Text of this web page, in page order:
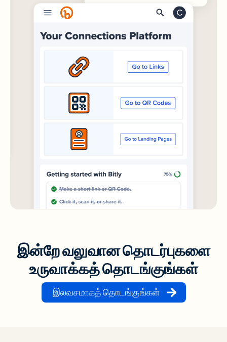
இன்றே வலுவான தொடர்புகளை
உருவாக்கத் தொடங்குங்கள்
இலவசமாகத் தொடங்குங்கள்